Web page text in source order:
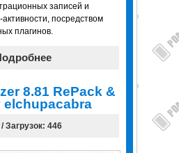
записей и
посредством
плагинов.
8.81 RePack &
elchupacabra
Загрузок: 446